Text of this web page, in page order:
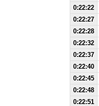
0:22:22
0:22:27
0:22:28
0:22:32
0:22:37
0:22:40
0:22:45
0:22:48
0:22:51